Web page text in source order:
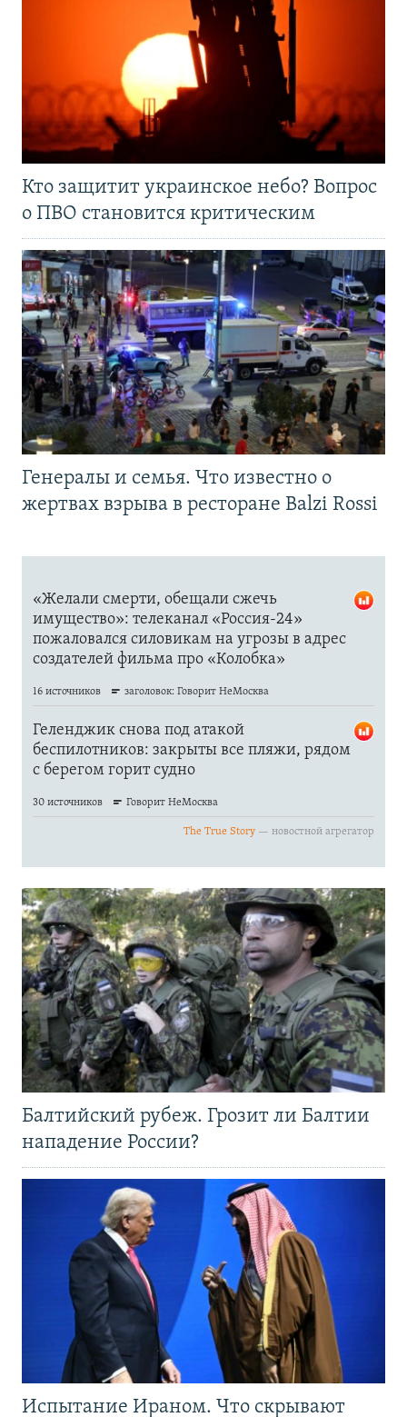
Кто защитит украинское небо? Вопрос
о ПВО становится критическим
Генералы и семья. Что известно о
жертвах взрыва в ресторане Balzi Rossi
Балтийский рубеж. Грозит ли Балтии
нападение России?
Испытание Ираном. Что скрывают